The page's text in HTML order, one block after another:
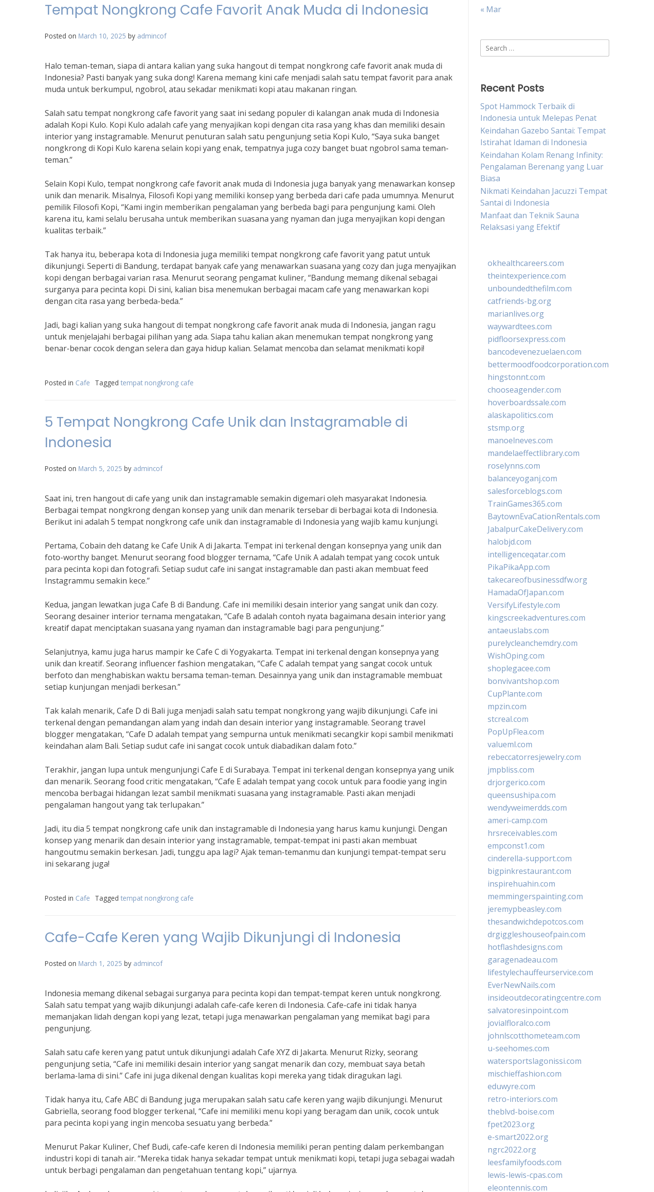
Tempat Nongkrong Cafe Favorit Anak Muda di Indonesia
Posted on March 10, 2025 by admincof
Halo teman-teman, siapa di antara kalian yang suka hangout di tempat nongkrong cafe favorit anak muda di
Indonesia? Pasti banyak yang suka dong! Karena memang kini cafe menjadi salah satu tempat favorit para anak
muda untuk berkumpul, ngobrol, atau sekadar menikmati kopi atau makanan ringan.
Salah satu tempat nongkrong cafe favorit yang saat ini sedang populer di kalangan anak muda di Indonesia
adalah Kopi Kulo. Kopi Kulo adalah cafe yang menyajikan kopi dengan cita rasa yang khas dan memiliki desain
interior yang instagramable. Menurut penuturan salah satu pengunjung setia Kopi Kulo, “Saya suka banget
nongkrong di Kopi Kulo karena selain kopi yang enak, tempatnya juga cozy banget buat ngobrol sama teman-
teman.”
Selain Kopi Kulo, tempat nongkrong cafe favorit anak muda di Indonesia juga banyak yang menawarkan konsep
unik dan menarik. Misalnya, Filosofi Kopi yang memiliki konsep yang berbeda dari cafe pada umumnya. Menurut
pemilik Filosofi Kopi, “Kami ingin memberikan pengalaman yang berbeda bagi para pengunjung kami. Oleh
karena itu, kami selalu berusaha untuk memberikan suasana yang nyaman dan juga menyajikan kopi dengan
kualitas terbaik.”
Tak hanya itu, beberapa kota di Indonesia juga memiliki tempat nongkrong cafe favorit yang patut untuk
dikunjungi. Seperti di Bandung, terdapat banyak cafe yang menawarkan suasana yang cozy dan juga menyajikan
kopi dengan berbagai varian rasa. Menurut seorang pengamat kuliner, “Bandung memang dikenal sebagai
surganya para pecinta kopi. Di sini, kalian bisa menemukan berbagai macam cafe yang menawarkan kopi
dengan cita rasa yang berbeda-beda.”
Jadi, bagi kalian yang suka hangout di tempat nongkrong cafe favorit anak muda di Indonesia, jangan ragu
untuk menjelajahi berbagai pilihan yang ada. Siapa tahu kalian akan menemukan tempat nongkrong yang
benar-benar cocok dengan selera dan gaya hidup kalian. Selamat mencoba dan selamat menikmati kopi!
Posted in Cafe Tagged tempat nongkrong cafe
5 Tempat Nongkrong Cafe Unik dan Instagramable di
Indonesia
Posted on March 5, 2025 by admincof
Saat ini, tren hangout di cafe yang unik dan instagramable semakin digemari oleh masyarakat Indonesia.
Berbagai tempat nongkrong dengan konsep yang unik dan menarik tersebar di berbagai kota di Indonesia.
Berikut ini adalah 5 tempat nongkrong cafe unik dan instagramable di Indonesia yang wajib kamu kunjungi.
Pertama, Cobain deh datang ke Cafe Unik A di Jakarta. Tempat ini terkenal dengan konsepnya yang unik dan
foto-worthy banget. Menurut seorang food blogger ternama, “Cafe Unik A adalah tempat yang cocok untuk
para pecinta kopi dan fotografi. Setiap sudut cafe ini sangat instagramable dan pasti akan membuat feed
Instagrammu semakin kece.”
Kedua, jangan lewatkan juga Cafe B di Bandung. Cafe ini memiliki desain interior yang sangat unik dan cozy.
Seorang desainer interior ternama mengatakan, “Cafe B adalah contoh nyata bagaimana desain interior yang
kreatif dapat menciptakan suasana yang nyaman dan instagramable bagi para pengunjung.”
Selanjutnya, kamu juga harus mampir ke Cafe C di Yogyakarta. Tempat ini terkenal dengan konsepnya yang
unik dan kreatif. Seorang influencer fashion mengatakan, “Cafe C adalah tempat yang sangat cocok untuk
berfoto dan menghabiskan waktu bersama teman-teman. Desainnya yang unik dan instagramable membuat
setiap kunjungan menjadi berkesan.”
Tak kalah menarik, Cafe D di Bali juga menjadi salah satu tempat nongkrong yang wajib dikunjungi. Cafe ini
terkenal dengan pemandangan alam yang indah dan desain interior yang instagramable. Seorang travel
blogger mengatakan, “Cafe D adalah tempat yang sempurna untuk menikmati secangkir kopi sambil menikmati
keindahan alam Bali. Setiap sudut cafe ini sangat cocok untuk diabadikan dalam foto.”
Terakhir, jangan lupa untuk mengunjungi Cafe E di Surabaya. Tempat ini terkenal dengan konsepnya yang unik
dan menarik. Seorang food critic mengatakan, “Cafe E adalah tempat yang cocok untuk para foodie yang ingin
mencoba berbagai hidangan lezat sambil menikmati suasana yang instagramable. Pasti akan menjadi
pengalaman hangout yang tak terlupakan.”
Jadi, itu dia 5 tempat nongkrong cafe unik dan instagramable di Indonesia yang harus kamu kunjungi. Dengan
konsep yang menarik dan desain interior yang instagramable, tempat-tempat ini pasti akan membuat
hangoutmu semakin berkesan. Jadi, tunggu apa lagi? Ajak teman-temanmu dan kunjungi tempat-tempat seru
ini sekarang juga!
Posted in Cafe Tagged tempat nongkrong cafe
Cafe-Cafe Keren yang Wajib Dikunjungi di Indonesia
Posted on March 1, 2025 by admincof
Indonesia memang dikenal sebagai surganya para pecinta kopi dan tempat-tempat keren untuk nongkrong.
Salah satu tempat yang wajib dikunjungi adalah cafe-cafe keren di Indonesia. Cafe-cafe ini tidak hanya
memanjakan lidah dengan kopi yang lezat, tetapi juga menawarkan pengalaman yang memikat bagi para
pengunjung.
Salah satu cafe keren yang patut untuk dikunjungi adalah Cafe XYZ di Jakarta. Menurut Rizky, seorang
pengunjung setia, “Cafe ini memiliki desain interior yang sangat menarik dan cozy, membuat saya betah
berlama-lama di sini.” Cafe ini juga dikenal dengan kualitas kopi mereka yang tidak diragukan lagi.
Tidak hanya itu, Cafe ABC di Bandung juga merupakan salah satu cafe keren yang wajib dikunjungi. Menurut
Gabriella, seorang food blogger terkenal, “Cafe ini memiliki menu kopi yang beragam dan unik, cocok untuk
para pecinta kopi yang ingin mencoba sesuatu yang berbeda.”
Menurut Pakar Kuliner, Chef Budi, cafe-cafe keren di Indonesia memiliki peran penting dalam perkembangan
industri kopi di tanah air. “Mereka tidak hanya sekadar tempat untuk menikmati kopi, tetapi juga sebagai wadah
untuk berbagi pengalaman dan pengetahuan tentang kopi,” ujarnya.
« Mar
Search
for:
Recent Posts
Spot Hammock Terbaik di
Indonesia untuk Melepas Penat
Keindahan Gazebo Santai: Tempat
Istirahat Idaman di Indonesia
Keindahan Kolam Renang Infinity:
Pengalaman Berenang yang Luar
Biasa
Nikmati Keindahan Jacuzzi Tempat
Santai di Indonesia
Manfaat dan Teknik Sauna
Relaksasi yang Efektif
okhealthcareers.com
theintexperience.com
unboundedthefilm.com
catfriends-bg.org
marianlives.org
waywardtees.com
pidfloorsexpress.com
bancodevenezuelaen.com
bettermoodfoodcorporation.com
hingstonnt.com
chooseagender.com
hoverboardssale.com
alaskapolitics.com
stsmp.org
manoelneves.com
mandelaeffectlibrary.com
roselynns.com
balanceyoganj.com
salesforceblogs.com
TrainGames365.com
BaytownEvaCationRentals.com
JabalpurCakeDelivery.com
halobjd.com
intelligenceqatar.com
PikaPikaApp.com
takecareofbusinessdfw.org
HamadaOfJapan.com
VersifyLifestyle.com
kingscreekadventures.com
antaeuslabs.com
purelycleanchemdry.com
WishOping.com
shoplegacee.com
bonvivantshop.com
CupPlante.com
mpzin.com
stcreal.com
PopUpFlea.com
valueml.com
rebeccatorresjewelry.com
jmpbliss.com
drjorgerico.com
queensushipa.com
wendyweimerdds.com
ameri-camp.com
hrsreceivables.com
empconst1.com
cinderella-support.com
bigpinkrestaurant.com
inspirehuahin.com
memmingerspainting.com
jeremypbeasley.com
thesandwichdepotcos.com
drgiggleshouseofpain.com
hotflashdesigns.com
garagenadeau.com
lifestylechauffeurservice.com
EverNewNails.com
insideoutdecoratingcentre.com
salvatoresinpoint.com
jovialfloralco.com
johnlscotthometeam.com
u-seehomes.com
watersportslagonissi.com
mischieffashion.com
eduwyre.com
retro-interiors.com
theblvd-boise.com
fpet2023.org
e-smart2022.org
ngrc2022.org
leesfamilyfoods.com
lewis-lewis-cpas.com
eleontennis.com